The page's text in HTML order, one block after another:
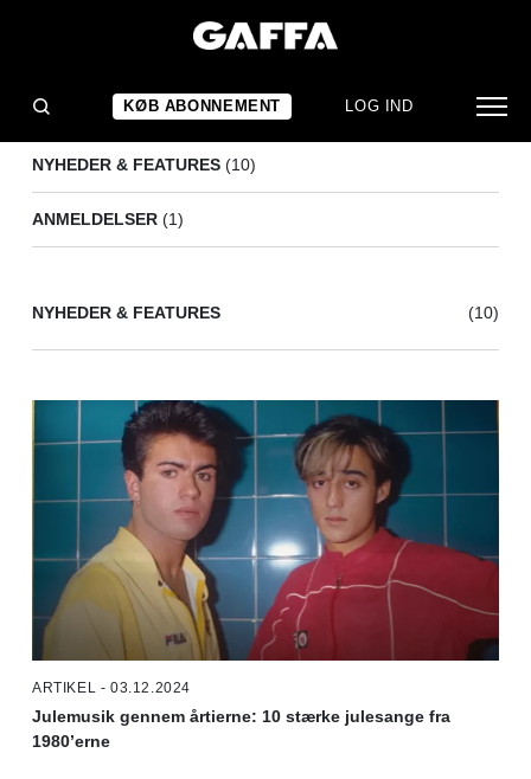
KØB ABONNEMENT LOG IND
NYHEDER & FEATURES (10)
ANMELDELSER (1)
NYHEDER & FEATURES (10)
ARTIKEL - 03.12.2024
Julemusik gennem årtierne: 10 stærke julesange fra
1980’erne